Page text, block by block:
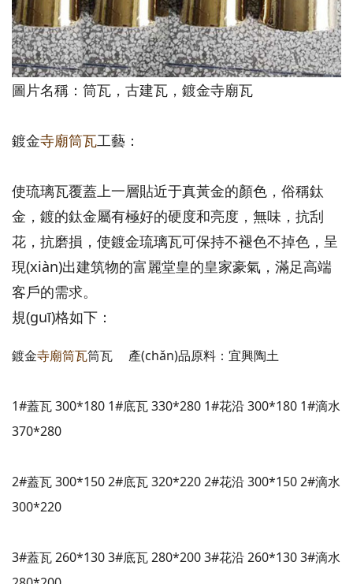
圖片名稱：筒瓦，古建瓦，鍍金寺廟瓦
鍍金寺廟筒瓦工藝：
使琉璃瓦覆蓋上一層貼近于真黃金的顏色，俗稱鈦
金，鍍的鈦金屬有極好的硬度和亮度，無味，抗刮
花，抗磨損，使鍍金琉璃瓦可保持不褪色不掉色，呈
現(xiàn)出建筑物的富麗堂皇的皇家豪氣，滿足高端
客戶的需求。
規(guī)格如下：
鍍金寺廟筒瓦筒瓦 產(chǎn)品原料：宜興陶土
1#蓋瓦 300*180 1#底瓦 330*280 1#花沿 300*180 1#滴水
370*280
2#蓋瓦 300*150 2#底瓦 320*220 2#花沿 300*150 2#滴水
300*220
3#蓋瓦 260*130 3#底瓦 280*200 3#花沿 260*130 3#滴水